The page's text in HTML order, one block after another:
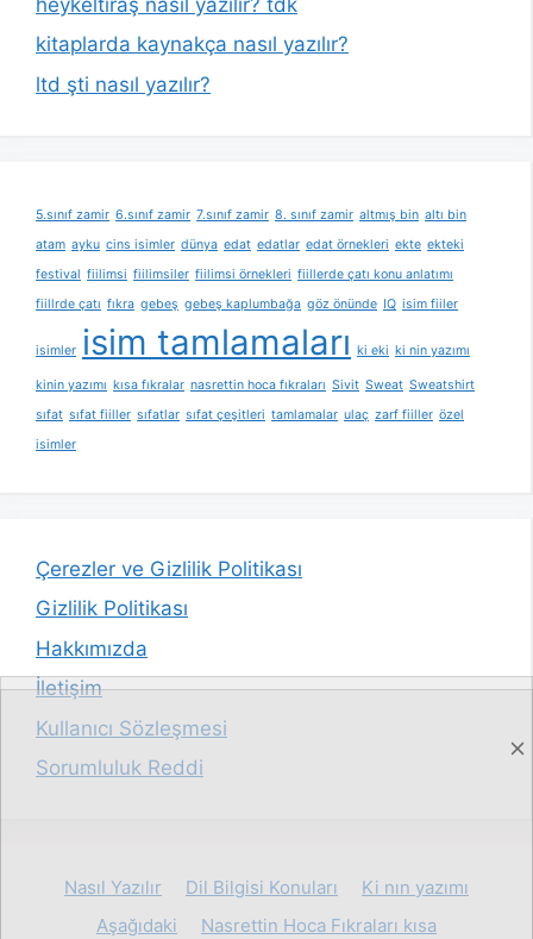
kitaplarda kaynakça nasıl yazılır?
ltd şti nasıl yazılır?
5.sınıf zamir 6.sınıf zamir 7.sınıf zamir 8. sınıf zamir altmış bin altı bin
atam ayku cins isimler dünya edat edatlar edat örnekleri ekte ekteki
festival fiilimsi fiilimsiler fiilimsi örnekleri fiillerde çatı konu anlatımı
fiillrde çatı fıkra gebeş gebeş kaplumbağa göz önünde IQ isim fiiler
isimler isim tamlamaları ki eki ki nin yazımı
kinin yazımı kısa fıkralar nasrettin hoca fıkraları Sivit Sweat Sweatshirt
sıfat sıfat fiiller sıfatlar sıfat çeşitleri tamlamalar ulaç zarf fiiller özel
isimler
Çerezler ve Gizlilik Politikası
Gizlilik Politikası
Hakkımızda
İletişim
Kullanıcı Sözleşmesi
Sorumluluk Reddi
Nasıl Yazılır Dil Bilgisi Konuları
Ki nın yazımı
Aşağıdaki
Nasrettin Hoca Fıkraları kısa